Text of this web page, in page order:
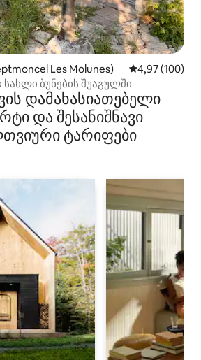
Les Molunes) საშუალო
4,97 (100)
ბუნების შუაგულში
დამახასიათებელი
და შესანიშნავი
ტარიფები